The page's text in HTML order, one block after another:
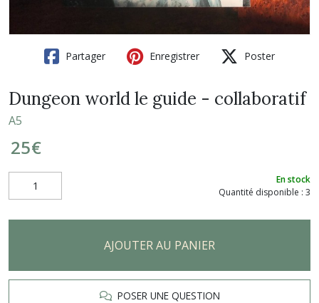
Partager Enregistrer Poster
Dungeon world le guide - collaboratif
A5
25€
En stock
Quantité disponible : 3
AJOUTER AU PANIER
POSER UNE QUESTION